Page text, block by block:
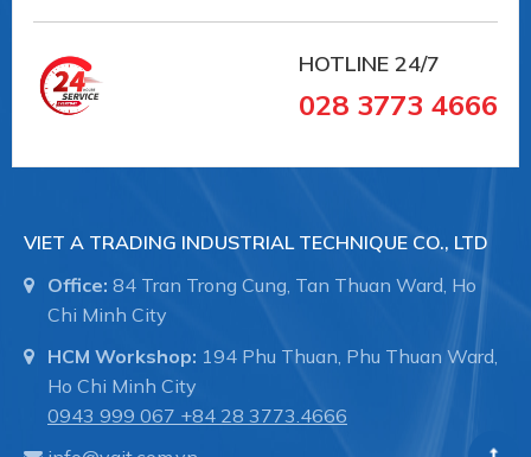
HOTLINE 24/7
028 3773 4666
VIET A TRADING INDUSTRIAL TECHNIQUE CO., LTD
Office: 84 Tran Trong Cung, Tan Thuan Ward, Ho
Chi Minh City
HCM Workshop: 194 Phu Thuan, Phu Thuan Ward,
Ho Chi Minh City
0943 999 067 +84 28 3773.4666